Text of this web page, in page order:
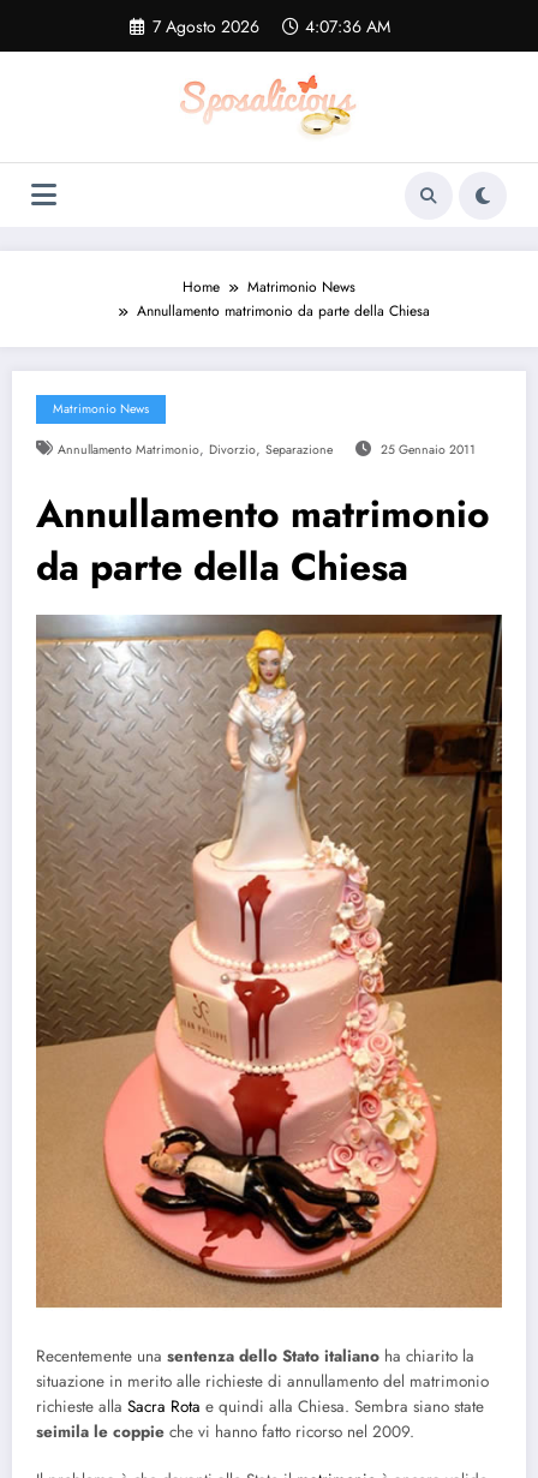
contenuto
7 Agosto 2026 4:07:36 AM
Home
Matrimonio News
Annullamento matrimonio da parte della Chiesa
Matrimonio News
Annullamento Matrimonio, Divorzio, Separazione 25 Gennaio 2011
Annullamento matrimonio
da parte della Chiesa
Recentemente una sentenza dello Stato italiano ha chiarito la
situazione in merito alle richieste di annullamento del matrimonio
richieste alla Sacra Rota e quindi alla Chiesa. Sembra siano state
seimila le coppie che vi hanno fatto ricorso nel 2009.